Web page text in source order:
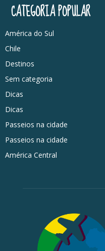
CATEGORIA POPULAR
América do Sul
Chile
Destinos
Sem categoria
Dicas
Dicas
Passeios na cidade
Passeios na cidade
América Central